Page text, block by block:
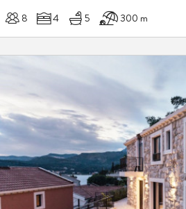
8 4 5 300 m
favorite